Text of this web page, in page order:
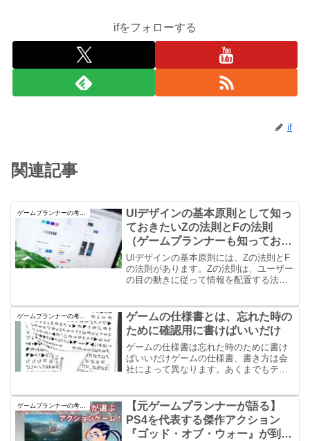
ifをフォローする
if
関連記事
UIデザインの基本原則として知っ
ておきたいZの法則とFの法則
（ゲームプランナーも知っておこ
う！）
UIデザインの基本原則には、Zの法則とF
の法則があります。Zの法則は、ユーザー
の目の動きに従って情報を配置する法則
左上から左下に向けて順に視線を動かす
パターンを指します。これらの法則を理
解し、デザインに取り入れることで、ユ
ーザーが情報を効果的に受け取りやすく
なります。
ゲームの仕様書とは、忘れた時の
ために確認用に書けばいいだけ
ゲームの仕様書は忘れた時のために書け
ばいいだけゲームの仕様書、書き方は会
社によって異なります。あくまでもテン
の事柄を記憶することは難しいです。自
分の考えていることを資料として残して
おくことが大事です。
ゲームプランナーの考え方
【元ゲームプランナーが語る】
PS4を代表する傑作アクション
『ゴッド・オブ・ウォー』が到達